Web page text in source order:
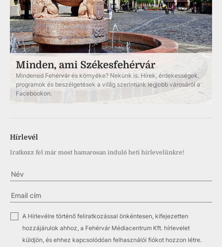
Minden, ami Székesfehérvár
Mindened Fehérvár és környéke? Nekünk is. Hírek, érdekességek,
programok és beszélgetések a világ szerintünk legjobb városáról a
Facebookon.
Hírlevél
Iratkozz fel már most hamarosan induló heti hírlevelünkre!
✓
A Hírlevélre történő feliratkozással önkéntesen, kifejezetten
hozzájárulok ahhoz, a Fehérvár Médiacentrum Kft. hírlevelet
küldjön, és ehhez kapcsolódóan felhasználói fiókot hozzon létre.